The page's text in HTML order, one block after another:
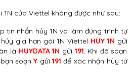
của Viettel không được như sau:
tin nhắn hủy 1N và làm đúng trình tự
gia hạn gói 1N Viettel HUY 1N gửi
là HUYDATA 1N gửi 191. Khi đã soạn
soạn Y gửi 191 để xác nhận hủy từ